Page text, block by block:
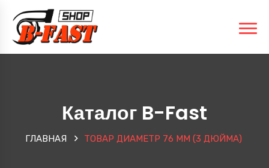
Каталог B-Fast
ГЛАВНАЯ ТОВАР ДИАМЕТР 76 ММ (3 ДЮЙМА)